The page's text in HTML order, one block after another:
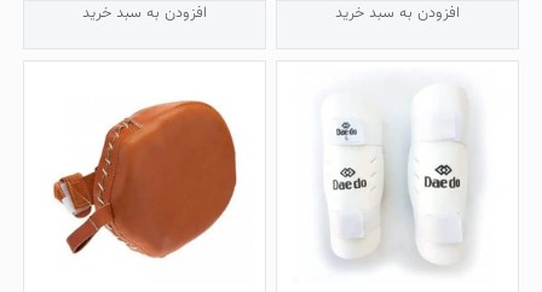
افزودن به سبد خرید
افزودن به سبد خرید